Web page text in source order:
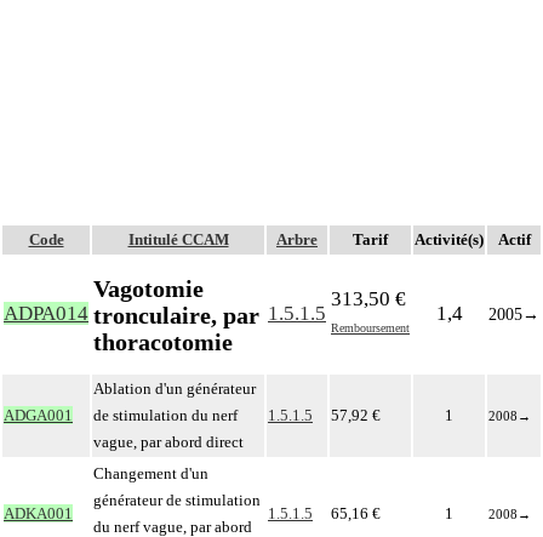
Code Intitulé CCAM Arbre Tarif Activité(s) Actif
ADPA014
Vagotomie
tronculaire, par
thoracotomie
1.5.1.5
313,50 €
Remboursement
1,4 2005→
ADGA001
Ablation d'un générateur
de stimulation du nerf
vague, par abord direct
1.5.1.5 57,92 € 1 2008 →
ADKA001
Changement d'un
générateur de stimulation
du nerf vague, par abord
1.5.1.5 65,16 € 1 2008 →